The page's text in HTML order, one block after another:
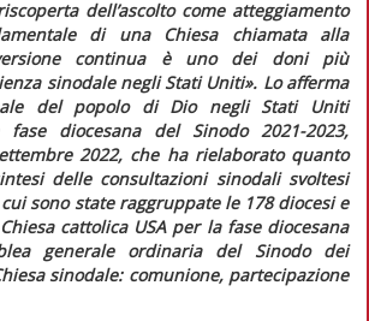
dell’ascolto come atteggiamento
di una Chiesa chiamata alla
continua è uno dei doni più
sinodale negli Stati Uniti». Lo afferma
del popolo di Dio negli Stati Uniti
fase diocesana del Sinodo 2021-2023,
2022, che ha rielaborato quanto
delle consultazioni sinodali svoltesi
sono state raggruppate le 178 diocesi e
cattolica USA per la fase diocesana
generale ordinaria del Sinodo dei
sinodale: comunione, partecipazione